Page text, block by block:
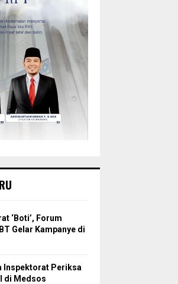
‘Boti’, Forum
Gelar Kampanye di
Inspektorat Periksa
di Medsos